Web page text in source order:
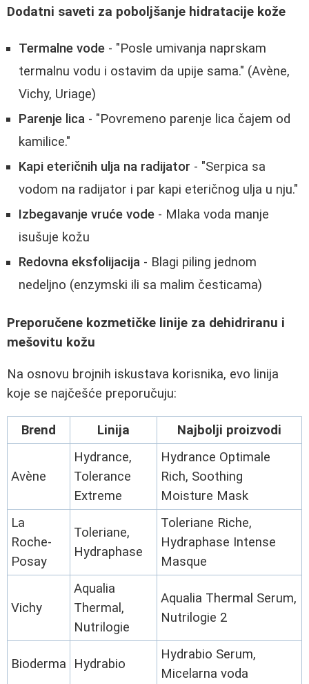
Dodatni saveti za poboljšanje hidratacije kože
Termalne vode - "Posle umivanja naprskam
termalnu vodu i ostavim da upije sama." (Avène,
Vichy, Uriage)
Parenje lica - "Povremeno parenje lica čajem od
kamilice."
Kapi eteričnih ulja na radijator - "Serpica sa
vodom na radijator i par kapi eteričnog ulja u nju."
Izbegavanje vruće vode - Mlaka voda manje
isušuje kožu
Redovna eksfolijacija - Blagi piling jednom
nedeljno (enzymski ili sa malim česticama)
Preporučene kozmetičke linije za dehidriranu i
mešovitu kožu
Na osnovu brojnih iskustava korisnika, evo linija
koje se najčešće preporučuju:
Brend Linija Najbolji proizvodi
Avène
Hydrance,
Tolerance
Extreme
Hydrance Optimale
Rich, Soothing
Moisture Mask
La
Roche-
Posay
Toleriane,
Hydraphase
Toleriane Riche,
Hydraphase Intense
Masque
Vichy
Aqualia
Thermal,
Nutrilogie
Aqualia Thermal Serum,
Nutrilogie 2
Bioderma Hydrabio
Hydrabio Serum,
Micelarna voda